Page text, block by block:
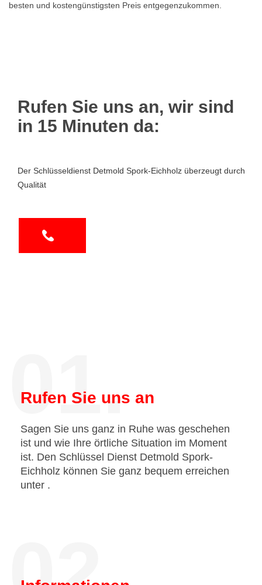
besten und kostengünstigsten Preis entgegenzukommen.
Rufen Sie uns an, wir sind
in 15 Minuten da:
Der Schlüsseldienst Detmold Spork-Eichholz überzeugt durch
Qualität
01.
Rufen Sie uns an
Sagen Sie uns ganz in Ruhe was geschehen
ist und wie Ihre örtliche Situation im Moment
ist. Den Schlüssel Dienst Detmold Spork-
Eichholz können Sie ganz bequem erreichen
unter .